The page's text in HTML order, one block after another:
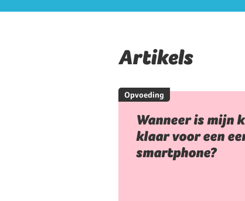
Artikels
Opvoeding
Wanneer is mijn
klaar voor een
smartphone?